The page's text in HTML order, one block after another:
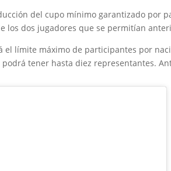
del cupo mínimo garantizado por
los dos jugadores que se permitían
el límite máximo de participantes por
tener hasta diez representantes.